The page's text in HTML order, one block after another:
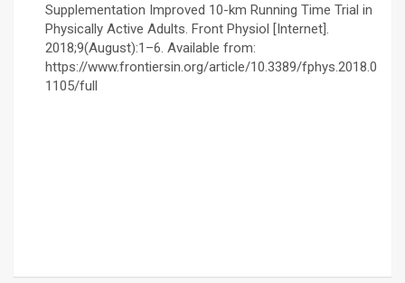
Supplementation Improved 10-km Running Time Trial in
Physically Active Adults. Front Physiol [Internet].
2018;9(August):1–6. Available from:
https://www.frontiersin.org/article/10.3389/fphys.2018.0
1105/full